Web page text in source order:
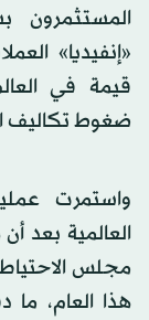
المستثمرون
«إنفيديا»
قيمة في
ضغوط تكاليف
واستمرت
العالمية بعد
مجلس
هذا العام، ما